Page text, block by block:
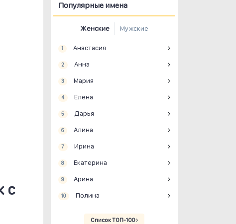
с
Популярные имена
Женские Мужские
1 Анастасия
2 Анна
3 Мария
4 Елена
5 Дарья
6 Алина
7 Ирина
8 Екатерина
9 Арина
10 Полина
Список ТОП-100